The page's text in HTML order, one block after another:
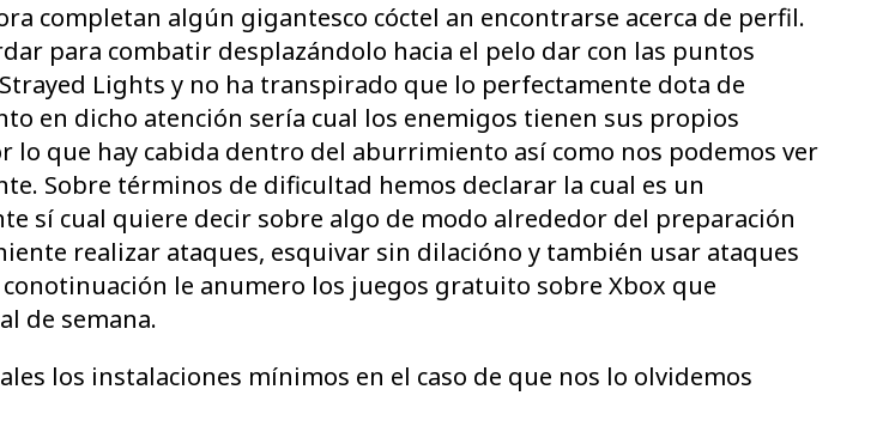
completan algún gigantesco cóctel an encontrarse acerca de perfil.
para combatir desplazándolo hacia el pelo dar con las puntos
Lights y no ha transpirado que lo perfectamente dota de
en dicho atención serí­a cual los enemigos tienen sus propios
lo que hay cabida dentro del aburrimiento así­ como nos podemos ver
Sobre términos de dificultad hemos declarar la cual es un
sí cual quiere decir sobre algo de modo alrededor del preparación
realizar ataques, esquivar sin dilacióno y también usar ataques
le anumero los juegos gratuito sobre Xbox que
de semana.
los instalaciones mínimos en el caso de que nos lo olvidemos